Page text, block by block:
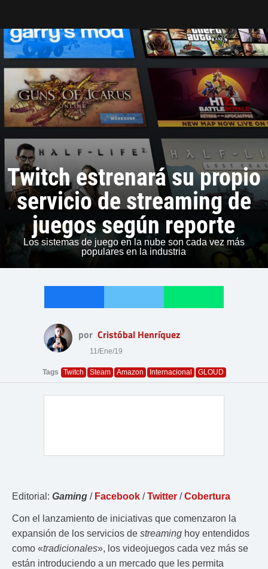
Twitch estrenará su propio
servicio de streaming de
juegos según reporte
Los sistemas de juego en la nube son cada vez más
populares en la industria
por Cristóbal Henríquez
11/Ene/19
Tags Twitch Steam Amazon Internacional GLOUD
Editorial: Gaming / Facebook /Twitter /Cobertura
Con el lanzamiento de iniciativas que comenzaron la
expansión de los servicios de streaming hoy entendidos
como «tradicionales», los videojuegos cada vez más se
están introduciendo a un mercado que les permita